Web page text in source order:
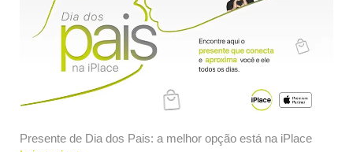
Presente de Dia dos Pais: a melhor opção está na iPlace